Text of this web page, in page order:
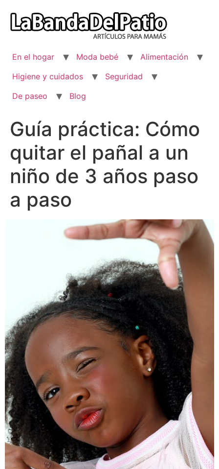
contenido
En el hogar Moda bebé
Alimentación
Higiene y cuidados
Seguridad
De paseo
Blog
Guía práctica: Cómo
quitar el pañal a un
niño de 3 años paso
a paso